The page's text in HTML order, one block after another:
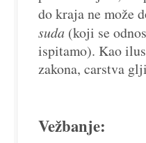
do kraja ne može
suda (koji se
ispitamo). Kao
zakona, carstva
Vežbanje: